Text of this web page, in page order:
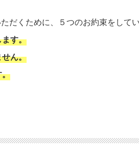
だくために、５つのお約束をして
ます。
せん。
。